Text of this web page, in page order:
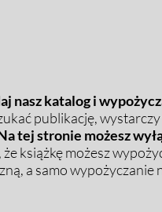
nasz katalog i
publikację,
tej stronie możesz
że książkę możesz
a samo wypożyczanie